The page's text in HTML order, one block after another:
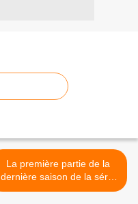
La première partie de la
dernière saison de la série
La casa de Papel est en